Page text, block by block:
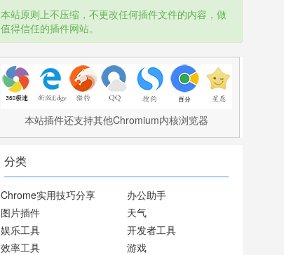
本站原则上不压缩，不更改任何插件文件的内容，做
值得信任的插件网站。
本站插件还支持其他Chromium内核浏览器
分类
Chrome实用技巧分享
办公助手
图片插件
天气
娱乐工具
开发者工具
效率工具
游戏